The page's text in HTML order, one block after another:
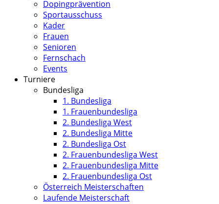
Dopingprävention
Sportausschuss
Kader
Frauen
Senioren
Fernschach
Events
Turniere
Bundesliga
1. Bundesliga
1. Frauenbundesliga
2. Bundesliga West
2. Bundesliga Mitte
2. Bundesliga Ost
2. Frauenbundesliga West
2. Frauenbundesliga Mitte
2. Frauenbundesliga Ost
Österreich Meisterschaften
Laufende Meisterschaft